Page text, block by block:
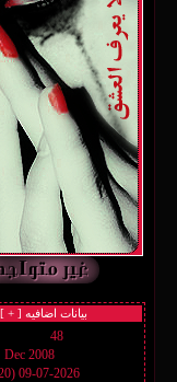
بيانات اضافيه [ +
]
48
تاريخ التسجيل :Dec 2008
أخر زيارة :2026-07-09 (11:20 PM)